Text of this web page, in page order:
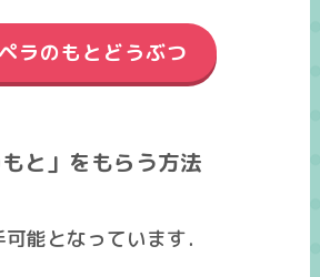
ラのもとどうぶつ
と」をもらう方法
能となっています．